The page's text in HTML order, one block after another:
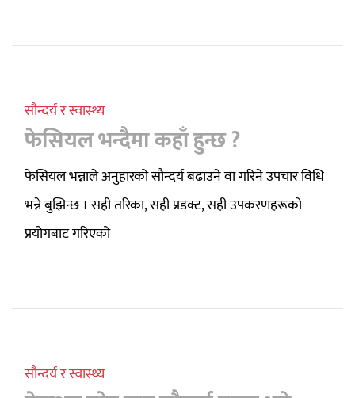
सौन्दर्य र स्वास्थ्य
फेसियल भन्दैमा कहाँ हुन्छ ?
फेसियल भन्नाले अनुहारको सौन्दर्य बढाउने वा गरिने उपचार विधि
भन्ने बुझिन्छ । सही तरिका, सही प्रडक्ट, सही उपकरणहरूको
प्रयोगबाट गरिएको
सौन्दर्य र स्वास्थ्य